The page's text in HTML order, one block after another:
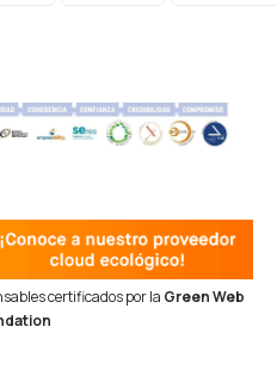
certificados por la Green Web